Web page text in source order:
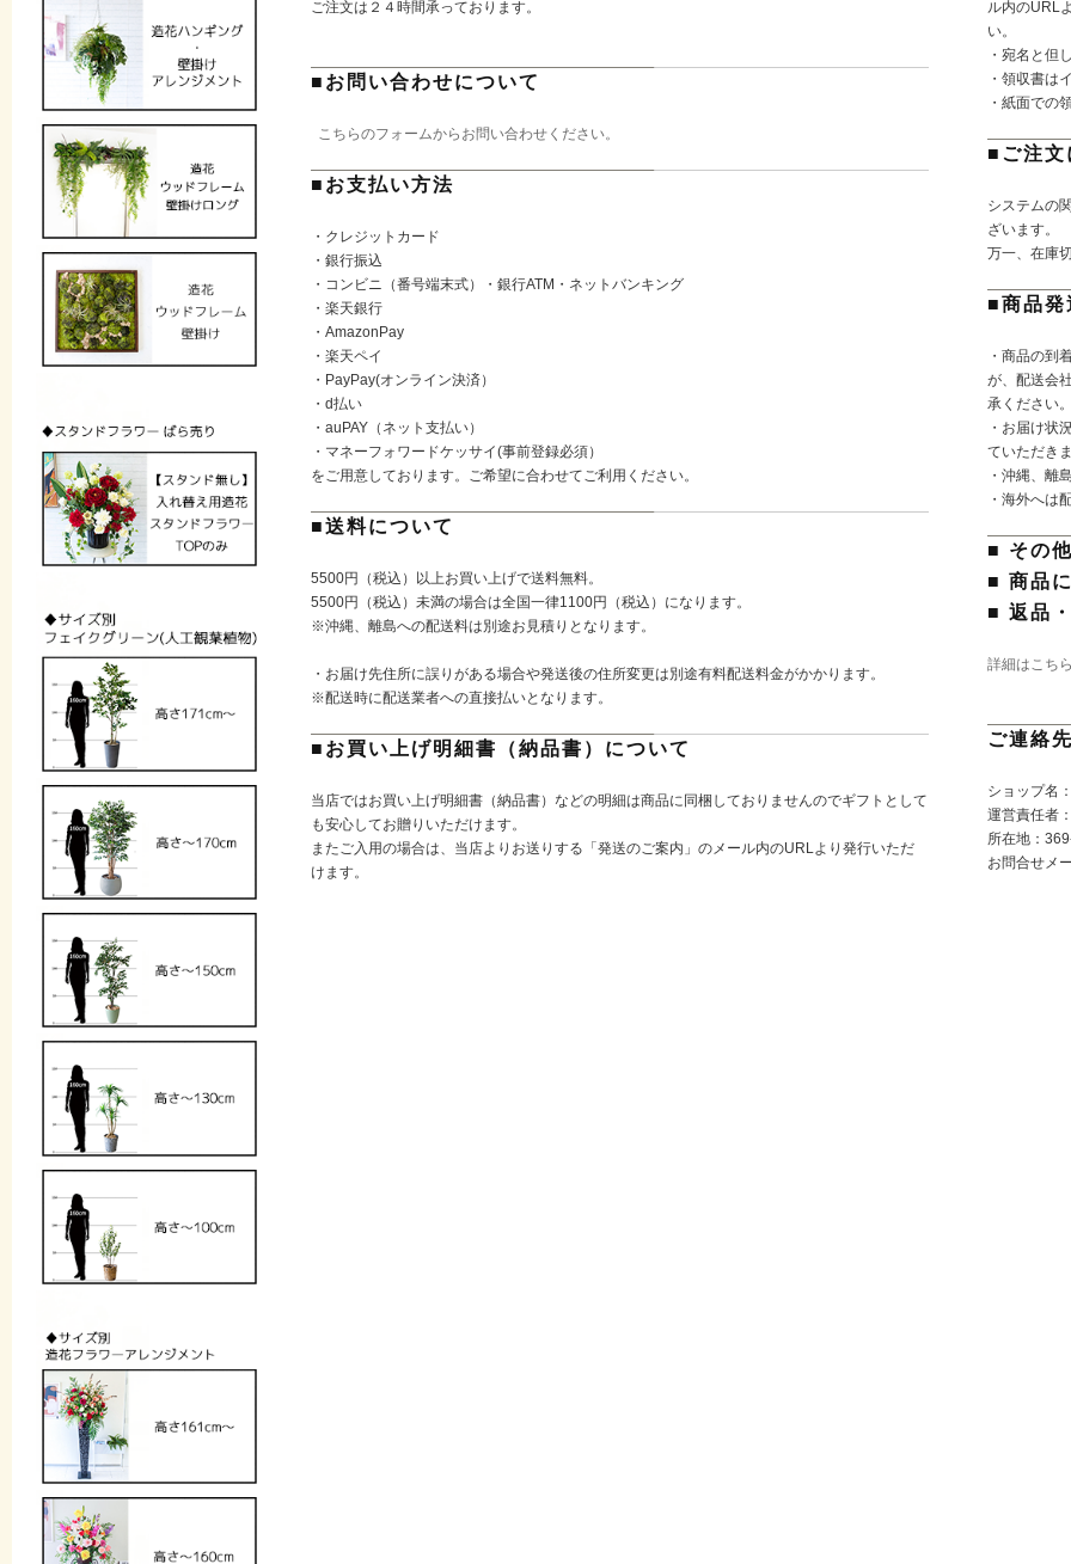
ご注文は２４時間承っております。
■お問い合わせについて
こちらのフォームからお問い合わせください。
■お支払い方法
・クレジットカード
・銀行振込
・コンビニ（番号端末式）・銀行ATM・ネットバンキング
・楽天銀行
・AmazonPay
・楽天ペイ
・PayPay(オンライン決済）
・d払い
・auPAY（ネット支払い）
・マネーフォワードケッサイ(事前登録必須）
をご用意しております。ご希望に合わせてご利用ください。
■送料について
5500円（税込）以上お買い上げで送料無料。
5500円（税込）未満の場合は全国一律1100円（税込）になります。
※沖縄、離島への配送料は別途お見積りとなります。
・お届け先住所に誤りがある場合や発送後の住所変更は別途有料配送料金がかかります。
※配送時に配送業者への直接払いとなります。
■お買い上げ明細書（納品書）について
当店ではお買い上げ明細書（納品書）などの明細は商品に同梱しておりませんのでギフトとして
も安心してお贈りいただけます。
またご入用の場合は、当店よりお送りする「発送のご案内」のメール内のURLより発行いただ
けます。
ル内のURL
い。
・宛名と但
・領収書は
・紙面での
■ご注文
システムの
ざいます。
万一、在庫
■商品発
・商品の到
が、配送会
承ください
・お届け状
ていただき
・沖縄、離
・海外へは
■ その
■ 商品
■ 返品
詳細はこち
ご連絡
ショップ名
運営責任者
所在地：
お問合せメ